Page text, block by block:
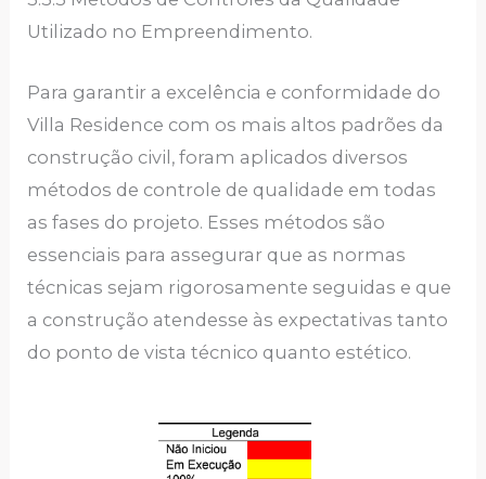
Utilizado no Empreendimento.
Para garantir a excelência e conformidade do
Villa Residence com os mais altos padrões da
construção civil, foram aplicados diversos
métodos de controle de qualidade em todas
as fases do projeto. Esses métodos são
essenciais para assegurar que as normas
técnicas sejam rigorosamente seguidas e que
a construção atendesse às expectativas tanto
do ponto de vista técnico quanto estético.